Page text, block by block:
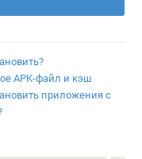
APK-файл и кэш
приложения с